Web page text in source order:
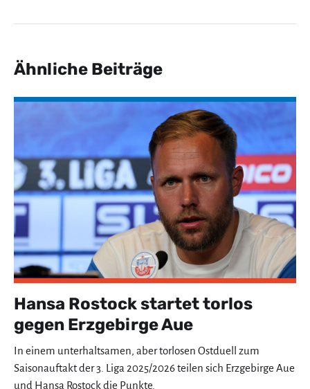
Ähnliche Beiträge
Hansa Rostock startet torlos
gegen Erzgebirge Aue
In einem unterhaltsamen, aber torlosen Ostduell zum
Saisonauftakt der 3. Liga 2025/2026 teilen sich Erzgebirge Aue
und Hansa Rostock die Punkte.